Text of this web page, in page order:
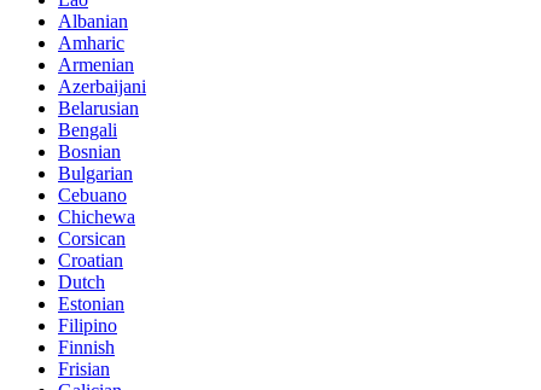
Albanian
Amharic
Armenian
Azerbaijani
Belarusian
Bengali
Bosnian
Bulgarian
Cebuano
Chichewa
Corsican
Croatian
Dutch
Estonian
Filipino
Finnish
Frisian